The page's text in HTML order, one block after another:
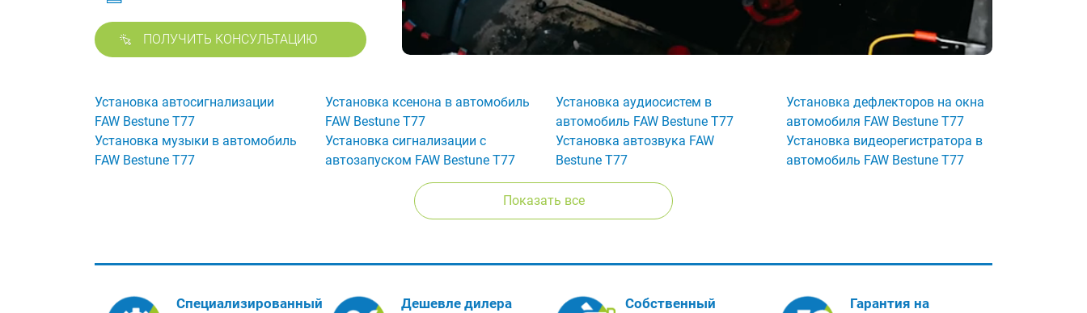
ПОЛУЧИТЬ КОНСУЛЬТАЦИЮ
Установка автосигнализации
FAW Bestune T77
Установка ксенона в автомобиль
FAW Bestune T77
Установка аудиосистем в
автомобиль FAW Bestune T77
Установка дефлекторов на окна
автомобиля FAW Bestune T77
Установка музыки в автомобиль
FAW Bestune T77
Установка сигнализации с
автозапуском FAW Bestune T77
Установка автозвука FAW
Bestune T77
Установка видеорегистратора в
автомобиль FAW Bestune T77
Показать все
Специализированный
Дешевле дилера
Собственный
Гарантия на